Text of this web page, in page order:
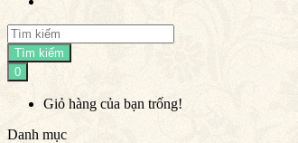
Tìm kiếm
0
Giỏ hàng của bạn trống!
Danh mục